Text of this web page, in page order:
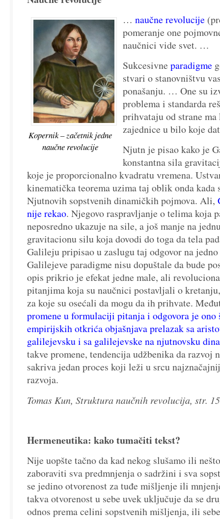
Kopernik – začetnik jedne
naučne revolucije
… naučne revolucije
pomeranje one
naučnici vide svet. …
Sukcesivne paradigme
stvari o stanovništvu
ponašanju. … One su
problema i standarda
prihvataju od strane ma
zajednice u bilo koje
Njutn je pisao kako je
konstantna sila
koje je proporcionalno kvadratu vremena.
kinematička teorema uzima taj oblik onda kada
Njutnovih sopstvenih dinamičkih pojmova. Ali,
nije rekao. Njegovo raspravljanje o telima koja
neposredno ukazuje na sile, a još manje na
gravitacionu silu koja dovodi do toga da tela
Galileju pripisao u zaslugu taj odgovor na
Galilejeve paradigme nisu dopuštale da bude
opis prikrio je efekat jedne male, ali
pitanjima koja su naučnici postavljali o
za koje su osećali da mogu da ih prihvate.
promene u formulaciji pitanja i odgovora je ono
empirijskih otkrića objašnjava prelazak sa
galilejevsku i sa galilejevske na njutnovsku
takve promene, tendencija udžbenika da razvoj
sakriva jedan proces koji leži u srcu
razvoja.
Tomas Kun, Struktura naučnih revolucija, str.
Hermeneutika: kako tumačiti tekst?
Nije uopšte tačno da kad nekog slušamo ili
zaboraviti sva predmnjenja o sadržini i sva
se jedino otvorenost za tuđe mišljenje ili
takva otvorenost u sebe uvek uključuje da se
odnos prema celini sopstvenih mišljenja, ili